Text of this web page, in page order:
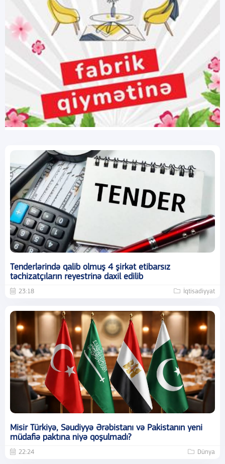
Tenderlərində qalib olmuş 4 şirkət etibarsız
təchizatçıların reyestrinə daxil edilib
23:18 İqtisadiyyat
Misir Türkiyə, Səudiyyə Ərəbistanı və Pakistanın yeni
müdafiə paktına niyə qoşulmadı?
22:24 Dünya